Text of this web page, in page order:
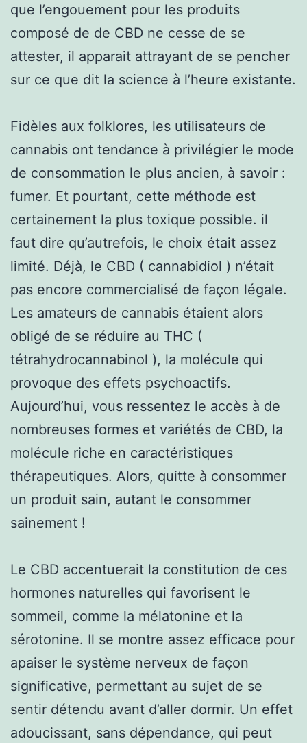
que l’engouement pour les produits
composé de de CBD ne cesse de se
attester, il apparait attrayant de se pencher
sur ce que dit la science à l’heure existante.
Fidèles aux folklores, les utilisateurs de
cannabis ont tendance à privilégier le mode
de consommation le plus ancien, à savoir :
fumer. Et pourtant, cette méthode est
certainement la plus toxique possible. il
faut dire qu’autrefois, le choix était assez
limité. Déjà, le CBD ( cannabidiol ) n’était
pas encore commercialisé de façon légale.
Les amateurs de cannabis étaient alors
obligé de se réduire au THC (
tétrahydrocannabinol ), la molécule qui
provoque des effets psychoactifs.
Aujourd’hui, vous ressentez le accès à de
nombreuses formes et variétés de CBD, la
molécule riche en caractéristiques
thérapeutiques. Alors, quitte à consommer
un produit sain, autant le consommer
sainement !
Le CBD accentuerait la constitution de ces
hormones naturelles qui favorisent le
sommeil, comme la mélatonine et la
sérotonine. Il se montre assez efficace pour
apaiser le système nerveux de façon
significative, permettant au sujet de se
sentir détendu avant d’aller dormir. Un effet
adoucissant, sans dépendance, qui peut